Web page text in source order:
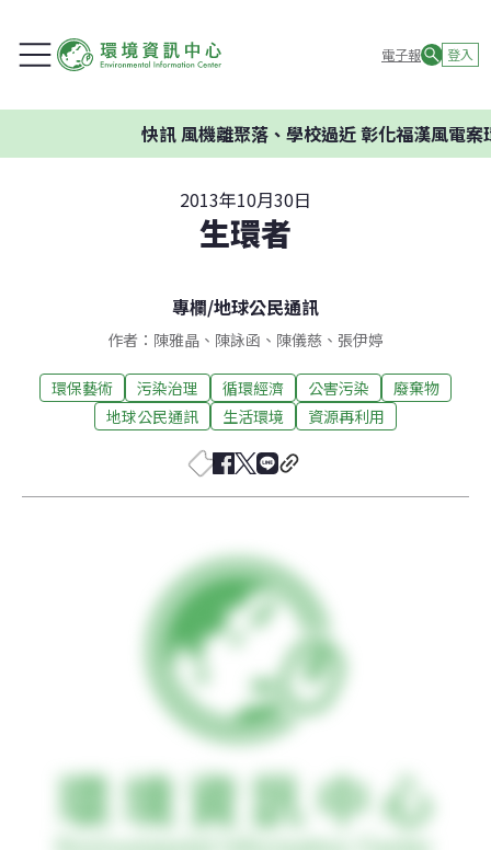
電子報 登入
快訊風機離聚落、學校過近 彰化福漢風電案環
2013年10月30日
生環者
專欄/地球公民通訊
作者：陳雅晶、陳詠函、陳儀慈、張伊婷
環保藝術 污染治理 循環經濟 公害污染
廢棄物
地球公民通訊
生活環境 資源再利用